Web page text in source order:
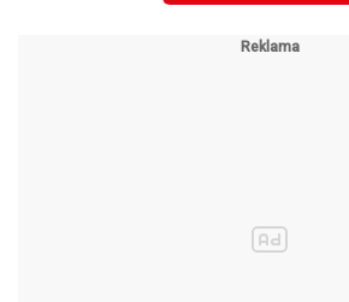
lidé za „namletí
Milan Chovanec s úsměvem
příbuzní nejsou. „Alarmující je